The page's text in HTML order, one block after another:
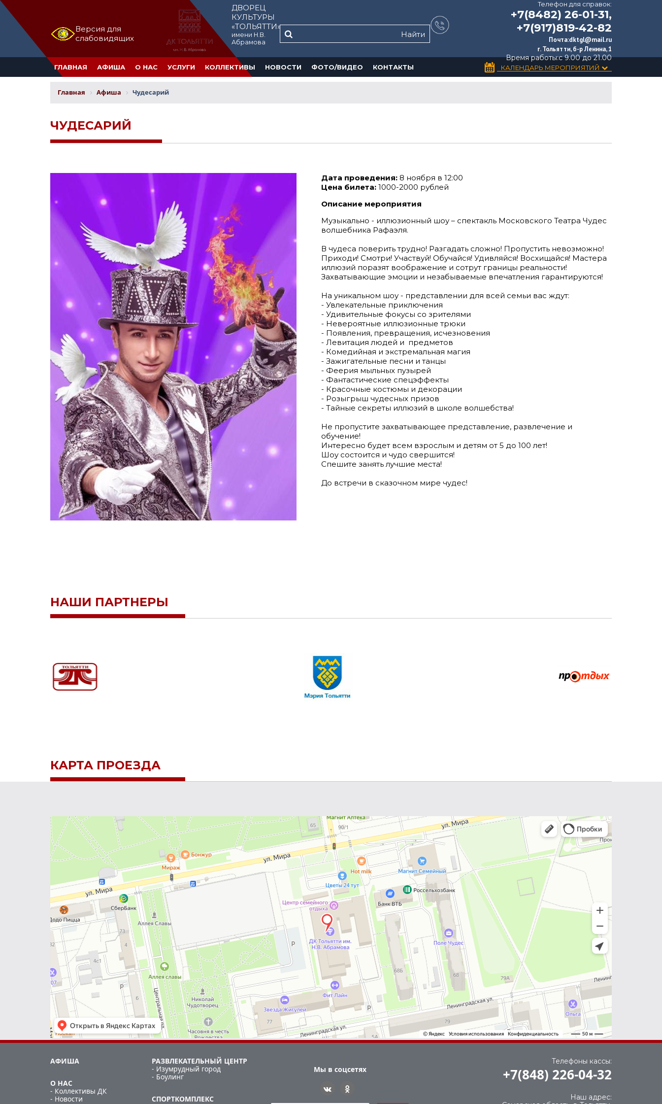
Версия для
слабовидящих
ДВОРЕЦ
КУЛЬТУРЫ
«ТОЛЬЯТТИ»
имени Н.В.
Абрамова
Найти
Телефон для справок:
+7(8482) 26-01-31,
+7(917)819-42-82
Почта:dktgl@mail.ru
г. Тольятти, б-р Ленина, 1
Время работы:с 9.00 до 21.00
ГЛАВНАЯ АФИША О НАС УСЛУГИ КОЛЛЕКТИВЫ НОВОСТИ ФОТО/ВИДЕО КОНТАКТЫ КАЛЕНДАРЬ МЕРОПРИЯТИЙ
Главная Афиша Чудесарий
ЧУДЕСАРИЙ
Дата проведения: 8 ноября в 12:00
Цена билета: 1000-2000 рублей
Описание мероприятия
Музыкально - иллюзионный шоу – спектакль Московского Театра Чудес
волшебника Рафаэля.
В чудеса поверить трудно! Разгадать сложно! Пропустить невозможно!
Приходи! Смотри! Участвуй! Обучайся! Удивляйся! Восхищайся! Мастера
иллюзий поразят воображение и сотрут границы реальности!
Захватывающие эмоции и незабываемые впечатления гарантируются!
На уникальном шоу - представлении для всей семьи вас ждут:
- Увлекательные приключения
- Удивительные фокусы со зрителями
- Невероятные иллюзионные трюки
- Появления, превращения, исчезновения
- Левитация людей и предметов
- Комедийная и экстремальная магия
- Зажигательные песни и танцы
- Феерия мыльных пузырей
- Фантастические спецэффекты
- Красочные костюмы и декорации
- Розыгрыш чудесных призов
- Тайные секреты иллюзий в школе волшебства!
Не пропустите захватывающее представление, развлечение и
обучение!
Интересно будет всем взрослым и детям от 5 до 100 лет!
Шоу состоится и чудо свершится!
Спешите занять лучшие места!
До встречи в сказочном мире чудес!
НАШИ ПАРТНЕРЫ
КАРТА ПРОЕЗДА
АФИША
О НАС
- Коллективы ДК
- Новости
РАЗВЛЕКАТЕЛЬНЫЙ ЦЕНТР
- Изумрудный город
- Боулинг
СПОРТКОМПЛЕКС
Мы в соцсетях
Телефоны кассы:
+7(848) 226-04-32
Наш адрес: